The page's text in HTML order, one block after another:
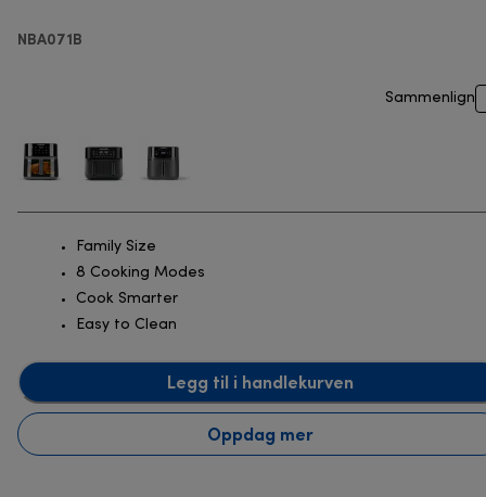
NBA071B
Sammenlign
Family Size
8 Cooking Modes
Cook Smarter
Easy to Clean
Legg til i handlekurven
Oppdag mer